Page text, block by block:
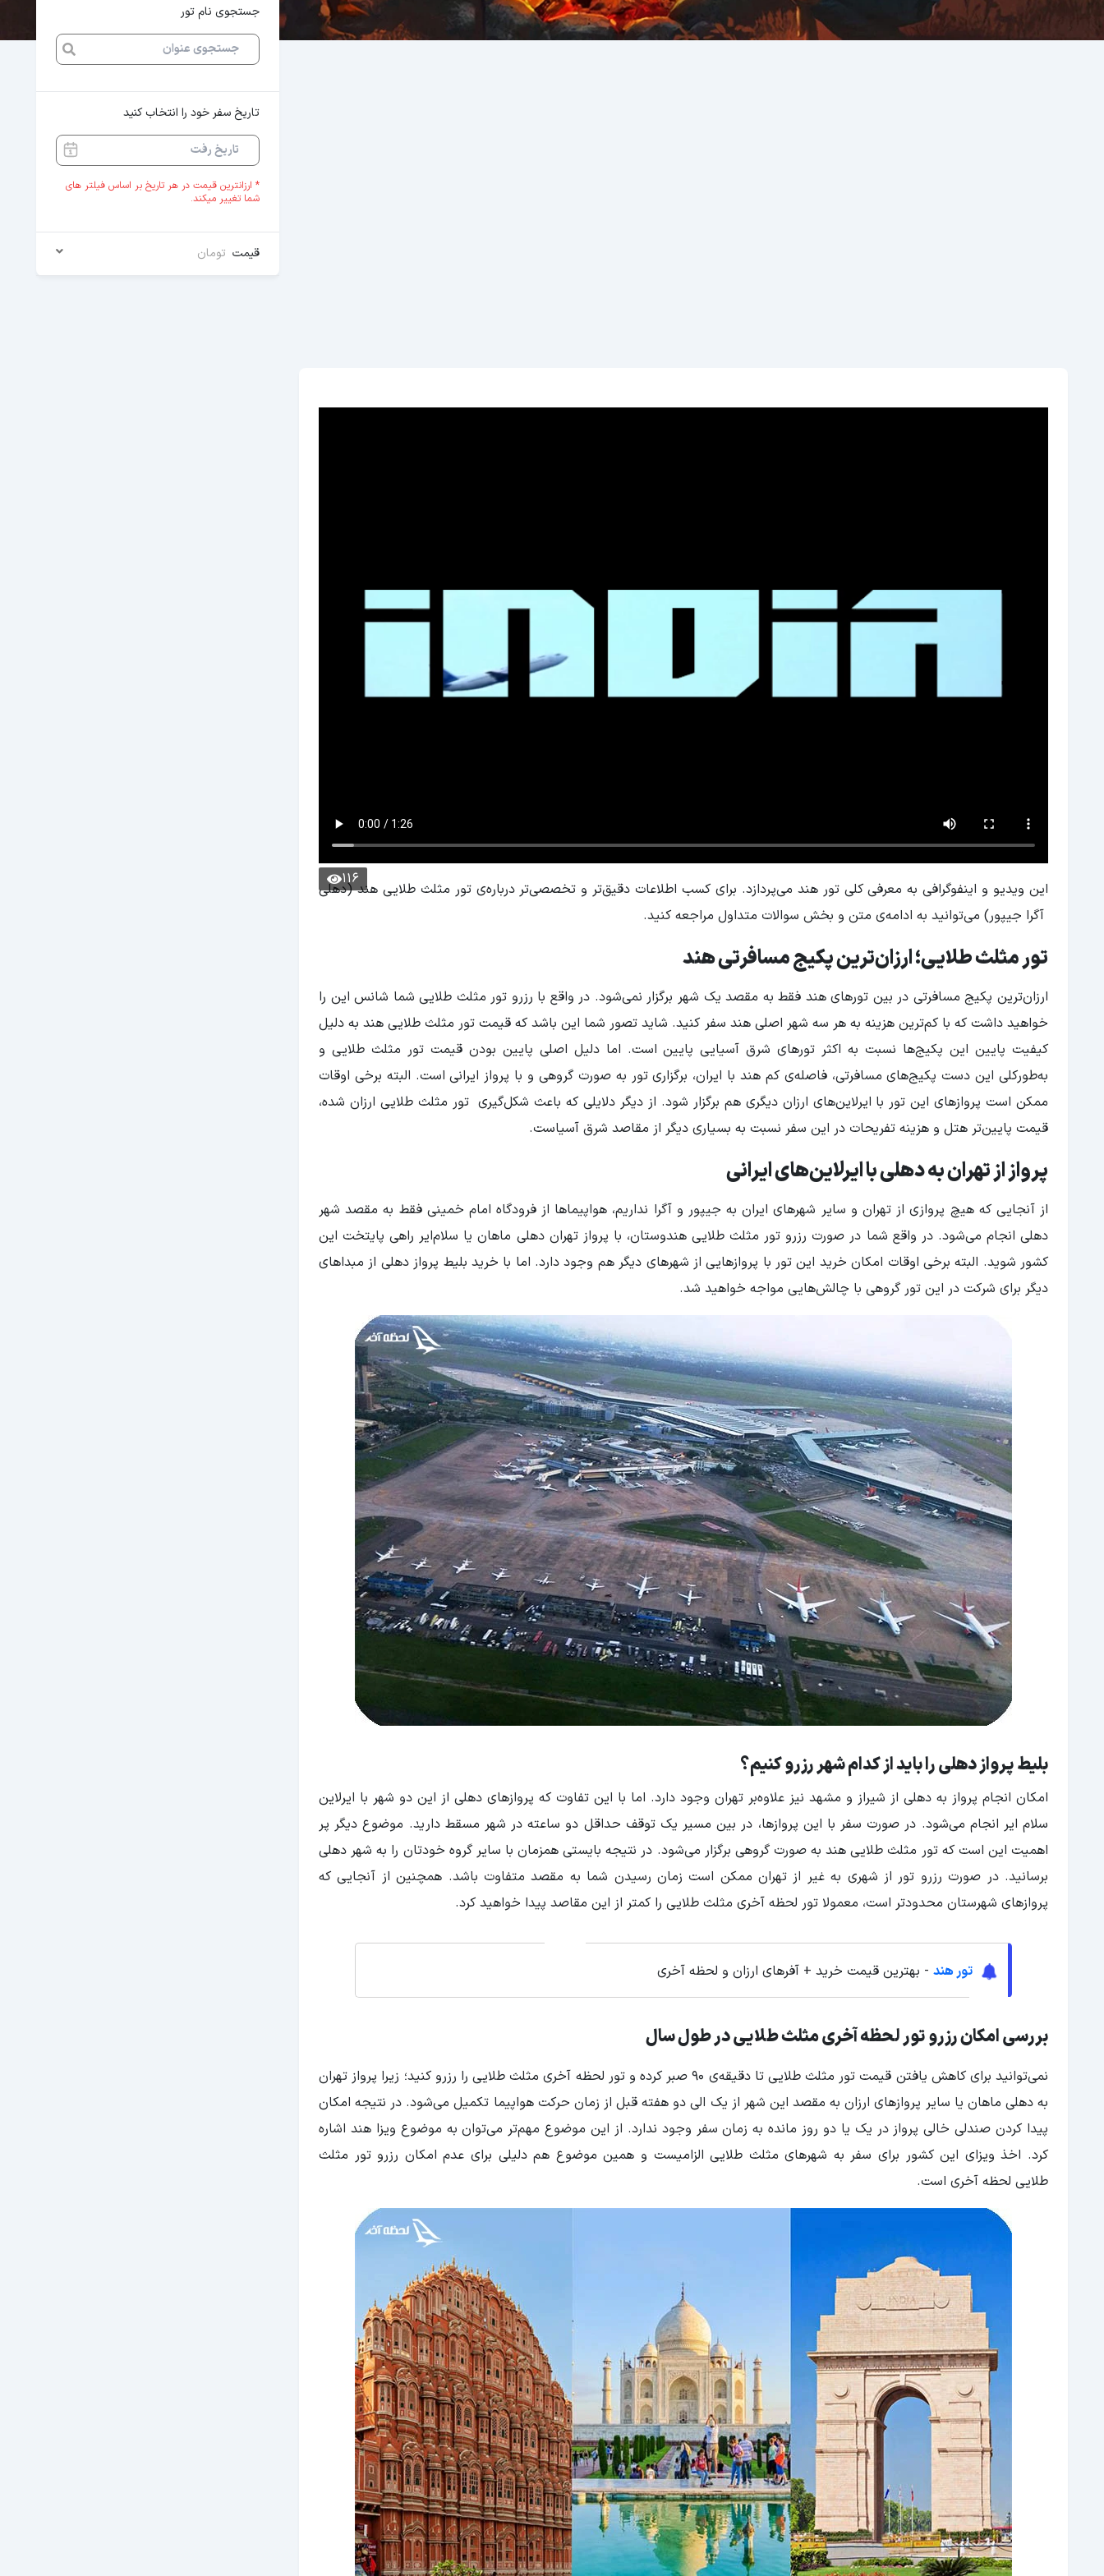
جستجوی نام تور
تاریخ سفر خود را انتخاب کنید
* ارزانترین قیمت در هر تاریخ بر اساس فیلتر های
شما تغییر میکند.
قیمت تومان
116
این ویدیو و اینفوگرافی به معرفی کلی تور هند می‌پردازد. برای کسب اطلاعات دقیق‌تر و تخصصی‌تر درباره‌ی تور مثلث طلایی هند (دهلی
آگرا جیپور) می‌توانید به ادامه‌ی متن و بخش سوالات متداول مراجعه کنید.
تور مثلث طلایی؛ ارزان‌ترین پکیج مسافرتی هند
ارزان‌ترین پکیج مسافرتی در بین تورهای هند فقط به مقصد یک شهر برگزار نمی‌شود. در واقع با رزرو تور مثلث طلایی شما شانس این را
خواهید داشت که با کم‌ترین هزینه به هر سه شهر اصلی هند سفر کنید. شاید تصور شما این باشد که قیمت تور مثلث طلایی هند به دلیل
کیفیت پایین این پکیج‌ها نسبت به اکثر تورهای شرق آسیایی پایین است. اما دلیل اصلی پایین بودن قیمت تور مثلث طلایی و
به‌طورکلی این دست پکیج‌های مسافرتی، فاصله‌ی کم هند با ایران، برگزاری تور به صورت گروهی و با پرواز ایرانی است. البته برخی اوقات
ممکن است پروازهای این تور با ایرلاین‌های ارزان دیگری هم برگزار شود. از دیگر دلایلی که باعث شکل‌گیری تور مثلث طلایی ارزان شده،
قیمت پایین‌تر هتل و هزینه تفریحات در این سفر نسبت به بسیاری دیگر از مقاصد شرق آسیاست.
پرواز از تهران به دهلی با ایرلاین‌های ایرانی
از آنجایی که هیچ پروازی از تهران و سایر شهرهای ایران به جیپور و آگرا نداریم، هواپیماها از فرودگاه امام خمینی فقط به مقصد شهر
دهلی انجام می‌شود. در واقع شما در صورت رزرو تور مثلث طلایی هندوستان، با پرواز تهران دهلی ماهان یا سلام‌ایر راهی پایتخت این
کشور شوید. البته برخی اوقات امکان خرید این تور با پروازهایی از شهرهای دیگر هم وجود دارد. اما با خرید بلیط پرواز دهلی از مبداهای
دیگر برای شرکت در این تور گروهی با چالش‌هایی مواجه خواهید شد.
بلیط پرواز دهلی را باید از کدام شهر رزرو کنیم؟
امکان انجام پرواز به دهلی از شیراز و مشهد نیز علاوه‌بر تهران وجود دارد. اما با این تفاوت که پروازهای دهلی از این دو شهر با ایرلاین
سلام ایر انجام می‌شود. در صورت سفر با این پروازها، در بین مسیر یک توقف حداقل دو ساعته در شهر مسقط دارید. موضوع دیگر پر
اهمیت این است که تور مثلث طلایی هند به صورت گروهی برگزار می‌شود. در نتیجه بایستی همزمان با سایر گروه خودتان را به شهر دهلی
برسانید. در صورت رزرو تور از شهری به غیر از تهران ممکن است زمان رسیدن شما به مقصد متفاوت باشد. همچنین از آنجایی که
پروازهای شهرستان محدودتر است، معمولا تور لحظه آخری مثلث طلایی را کمتر از این مقاصد پیدا خواهید کرد.
تور هند - بهترین قیمت خرید + آفرهای ارزان و لحظه آخری
بررسی امکان رزرو تور لحظه آخری مثلث طلایی در طول سال
نمی‌توانید برای کاهش یافتن قیمت تور مثلث طلایی تا دقیقه‌ی 90 صبر کرده و تور لحظه آخری مثلث طلایی را رزرو کنید؛ زیرا پرواز تهران
به دهلی ماهان یا سایر پروازهای ارزان به مقصد این شهر از یک الی دو هفته قبل از زمان حرکت هواپیما تکمیل می‌شود. در نتیجه امکان
پیدا کردن صندلی خالی پرواز در یک یا دو روز مانده به زمان سفر وجود ندارد. از این موضوع مهم‌تر می‌توان به موضوع ویزا هند اشاره
کرد. اخذ ویزای این کشور برای سفر به شهرهای مثلث طلایی الزامیست و همین موضوع هم دلیلی برای عدم امکان رزرو تور مثلث
طلایی لحظه آخری است.